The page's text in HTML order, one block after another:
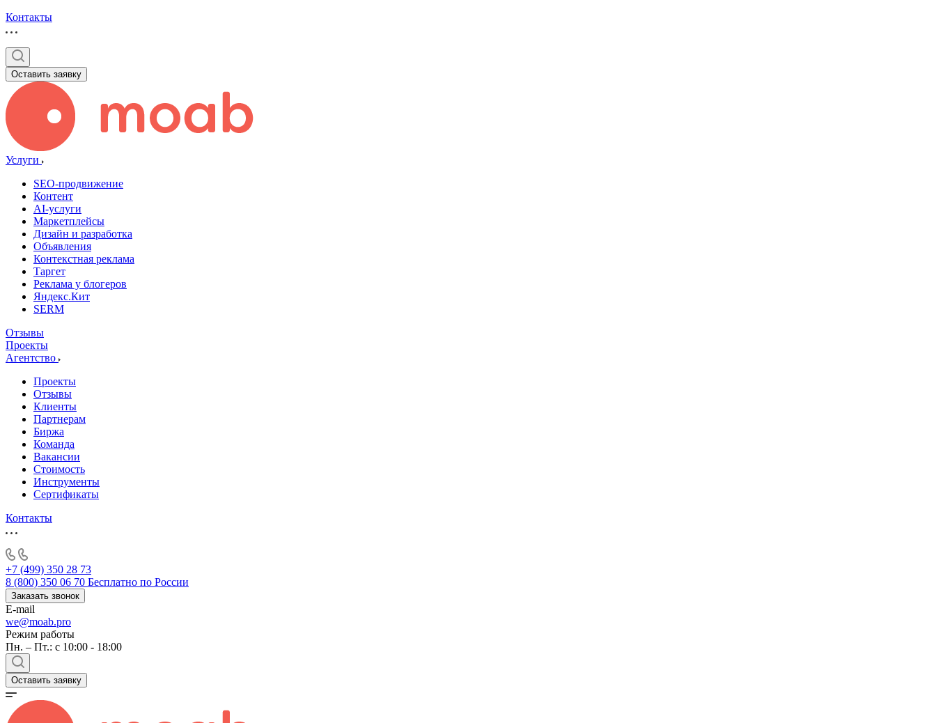
Контакты
Оставить заявку
Услуги
SEO-продвижение
Контент
AI-услуги
Маркетплейсы
Дизайн и разработка
Объявления
Контекстная реклама
Таргет
Реклама у блогеров
Яндекс.Кит
SERM
Отзывы
Проекты
Агентство
Проекты
Отзывы
Клиенты
Партнерам
Биржа
Команда
Вакансии
Стоимость
Инструменты
Сертификаты
Контакты
+7 (499) 350 28 73
8 (800) 350 06 70 Бесплатно по России
Заказать звонок
E-mail
we@moab.pro
Режим работы
Пн. – Пт.: с 10:00 - 18:00
Оставить заявку